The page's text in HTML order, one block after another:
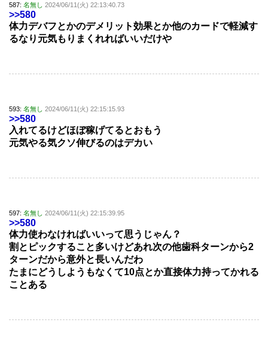
587: 名無し 2024/06/11(火) 22:13:40.73
>>580
体力デバフとかのデメリット効果とか他のカードで軽減す
るなり元気もりまくれればいいだけや
593: 名無し 2024/06/11(火) 22:15:15.93
>>580
入れてるけどほぼ稼げてるとおもう
元気やる気クソ伸びるのはデカい
597: 名無し 2024/06/11(火) 22:15:39.95
>>580
体力使わなければいいって思うじゃん？
割とピックすること多いけどあれ次の他歯科ターンから2
ターンだから意外と長いんだわ
たまにどうしようもなくて10点とか直接体力持ってかれる
ことある